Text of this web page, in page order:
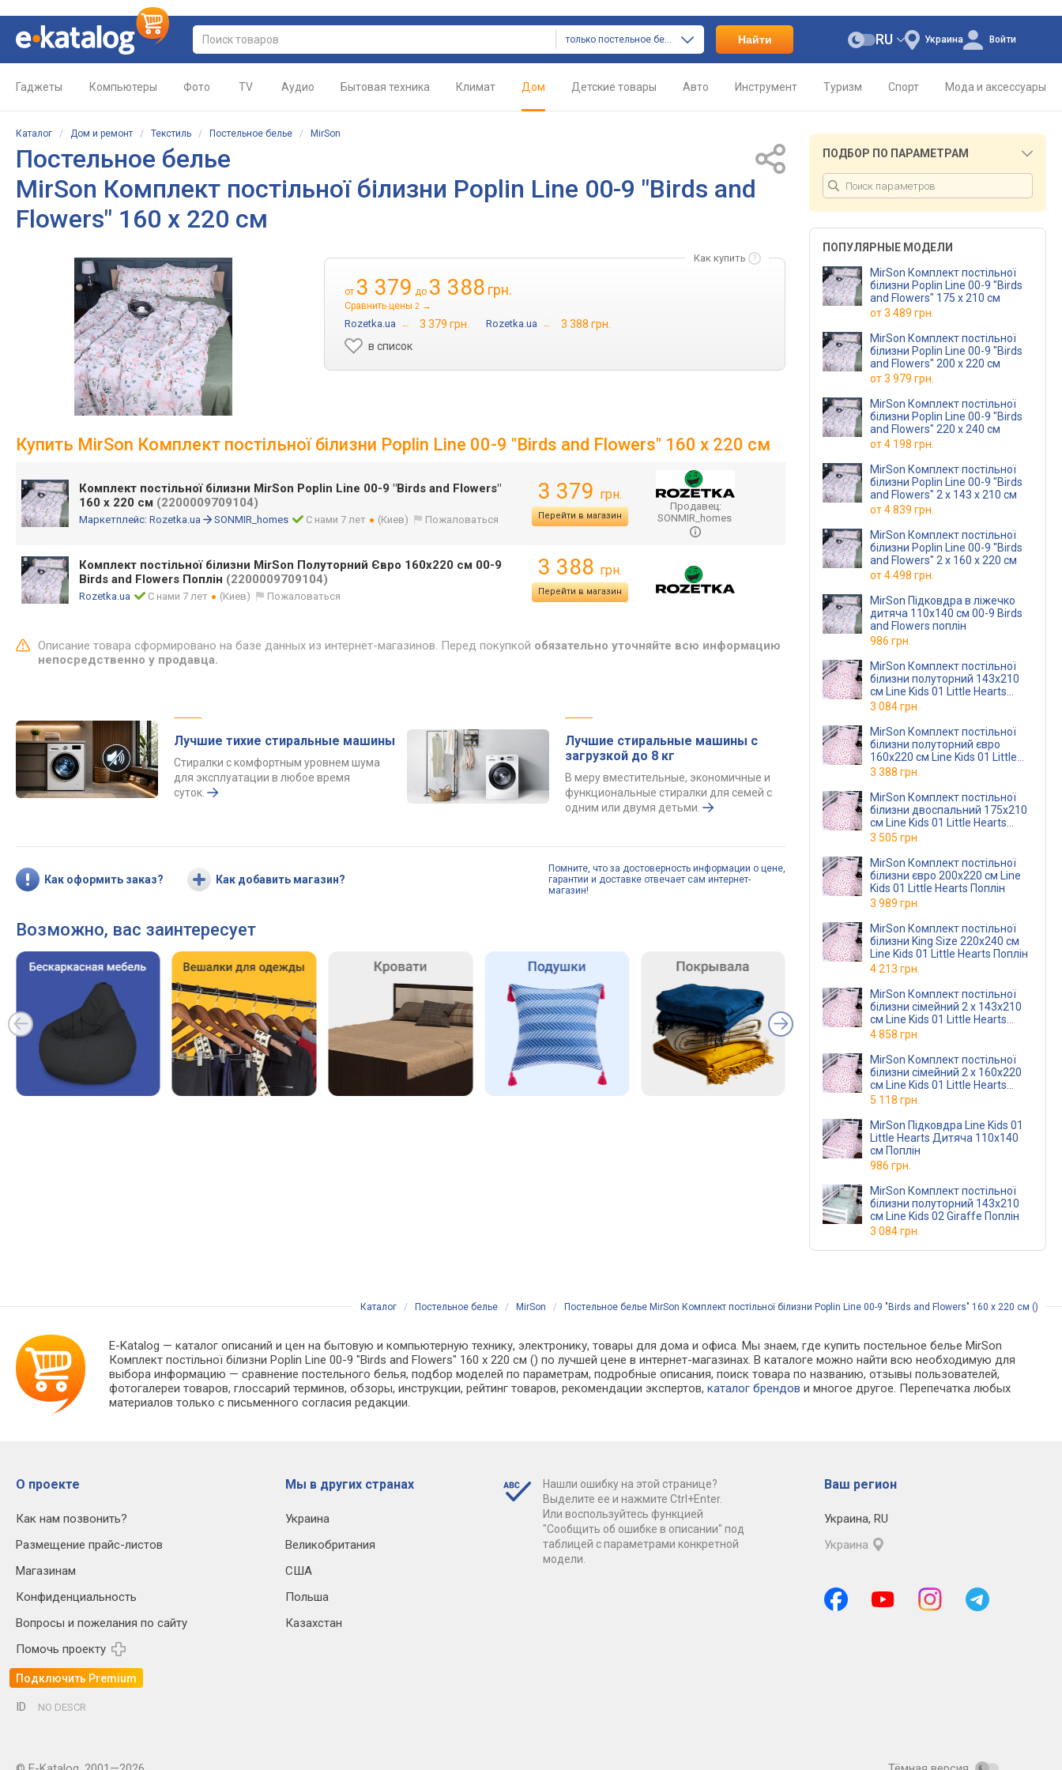
только постельное белье Найти Украина
RU Войти
Гаджеты Компьютеры Фото TV Аудио Бытовая техника Климат Дом Детские товары Авто Инструмент Туризм Спорт Мода и аксессуары
Каталог / Дом и ремонт / Текстиль / Постельное белье / MirSon
Постельное белье
MirSon Комплект постільної білизни Poplin Line 00-9 "Birds and
Flowers" 160 x 220 см
Как купить
от 3 379 до 3 388 грн.
Сравнить цены 2 →
Rozetka.ua → 3 379 грн. Rozetka.ua →
3 388 грн.
в список
Купить MirSon Комплект постільної білизни Poplin Line 00-9 "Birds and Flowers" 160 x 220 см
Комплект постільної білизни MirSon Poplin Line 00-9 "Birds and Flowers"
160 x 220 см (2200009709104)
Маркетплейс: Rozetka.ua SONMIR_homes С нами 7 лет (Киев) Пожаловаться
3 379 грн.
Перейти в магазин
Продавец:
SONMIR_homes
Комплект постільної білизни MirSon Полуторний Євро 160х220 см 00-9
Birds and Flowers Поплін (2200009709104)
Rozetka.ua С нами 7 лет (Киев) Пожаловаться
3 388 грн.
Перейти в магазин
Описание товара сформировано на базе данных из интернет-магазинов. Перед покупкой обязательно уточняйте всю информацию
непосредственно у продавца.
Лучшие тихие стиральные машины
Стиралки с комфортным уровнем шума
для эксплуатации в любое время
суток.
Лучшие стиральные машины с
загрузкой до 8 кг
В меру вместительные, экономичные и
функциональные стиралки для семей с
одним или двумя детьми.
Как оформить заказ? Как добавить магазин?
Помните, что за достоверность информации о цене,
гарантии и доставке отвечает сам интернет-
магазин!
Возможно, вас заинтересует
ПОДБОР ПО ПАРАМЕТРАМ
ПОПУЛЯРНЫЕ МОДЕЛИ
MirSon Комплект постільної
білизни Poplin Line 00-9 "Birds
and Flowers" 175 x 210 см
от3 489 грн.
MirSon Комплект постільної
білизни Poplin Line 00-9 "Birds
and Flowers" 200 x 220 см
от3 979 грн.
MirSon Комплект постільної
білизни Poplin Line 00-9 "Birds
and Flowers" 220 x 240 см
от4 198 грн.
MirSon Комплект постільної
білизни Poplin Line 00-9 "Birds
and Flowers" 2 x 143 x 210 см
от4 839 грн.
MirSon Комплект постільної
білизни Poplin Line 00-9 "Birds
and Flowers" 2 x 160 x 220 см
от4 498 грн.
MirSon Підковдра в ліжечко
дитяча 110x140 см 00-9 Birds
and Flowers поплін
986 грн.
MirSon Комплект постільної
білизни полуторний 143x210
см Line Kids 01 Little Hearts
Поплін
3 084 грн.
MirSon Комплект постільної
білизни полуторний євро
160x220 см Line Kids 01 Little
Hearts Поплін
3 388 грн.
MirSon Комплект постільної
білизни двоспальний 175x210
см Line Kids 01 Little Hearts
Поплін
3 505 грн.
MirSon Комплект постільної
білизни євро 200x220 см Line
Kids 01 Little Hearts Поплін
3 989 грн.
MirSon Комплект постільної
білизни King Size 220x240 см
Line Kids 01 Little Hearts Поплін
4 213 грн.
MirSon Комплект постільної
білизни сімейний 2 x 143x210
см Line Kids 01 Little Hearts
Поплін
4 858 грн.
MirSon Комплект постільної
білизни сімейний 2 x 160x220
см Line Kids 01 Little Hearts
Поплін
5 118 грн.
MirSon Підковдра Line Kids 01
Little Hearts Дитяча 110х140
см Поплін
986 грн.
MirSon Комплект постільної
білизни полуторний 143x210
см Line Kids 02 Giraffe Поплін
3 084 грн.
Каталог / Постельное белье / MirSon / Постельное белье MirSon Комплект постільної білизни Poplin Line 00-9 "Birds and Flowers" 160 x 220 см ()
E-Katalog — каталог описаний и цен на бытовую и компьютерную технику, электронику, товары для дома и офиса. Мы знаем, где купить постельное белье MirSon
Комплект постільної білизни Poplin Line 00-9 "Birds and Flowers" 160 x 220 см () по лучшей цене в интернет-магазинах. В каталоге можно найти всю необходимую для
выбора информацию — сравнение постельного белья, подбор моделей по параметрам, подробные описания, поиск товара по названию, отзывы пользователей,
фотогалереи товаров, глоссарий терминов, обзоры, инструкции, рейтинг товаров, рекомендации экспертов,каталог брендов и многое другое. Перепечатка любых
материалов только с письменного согласия редакции.
О проекте
Как нам позвонить?
Размещение прайс-листов
Магазинам
Конфиденциальность
Вопросы и пожелания по сайту
Помочь проекту
Подключить Premium
Мы в других странах
Украина
Великобритания
США
Польша
Казахстан
Нашли ошибку на этой странице?
Выделите ее и нажмите Ctrl+Enter.
Или воспользуйтесь функцией
"Сообщить об ошибке в описании" под
таблицей с параметрами конкретной
модели.
Ваш регион
Украина, RU
Украина
ID NO DESCR